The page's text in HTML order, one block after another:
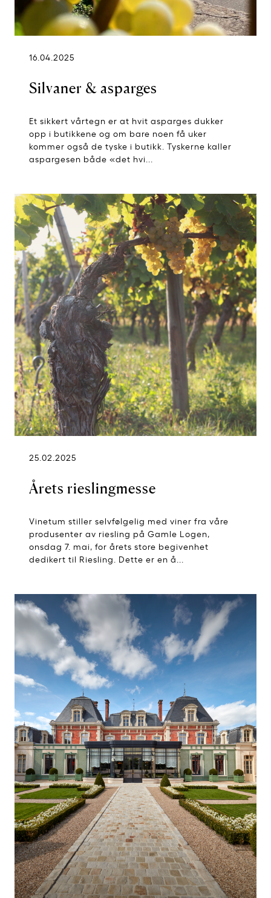
16.04.2025
Silvaner & asparges
Et sikkert vårtegn er at hvit asparges dukker
opp i butikkene og om bare noen få uker
kommer også de tyske i butikk. Tyskerne kaller
aspargesen både «det hvi...
25.02.2025
Årets rieslingmesse
Vinetum stiller selvfølgelig med viner fra våre
produsenter av riesling på Gamle Logen,
onsdag 7. mai, for årets store begivenhet
dedikert til Riesling. Dette er en å...